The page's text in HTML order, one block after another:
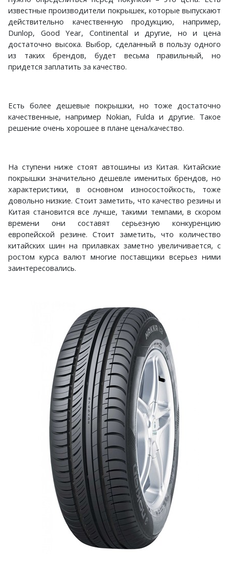
известные производители покрышек, которые выпускают
действительно качественную продукцию, например,
Dunlop, Good Year, Continental и другие, но и цена
достаточно высока. Выбор, сделанный в пользу одного
из таких брендов, будет весьма правильный, но
придется заплатить за качество.
Есть более дешевые покрышки, но тоже достаточно
качественные, например Nokian, Fulda и другие. Такое
решение очень хорошее в плане цена/качество.
На ступени ниже стоят автошины из Китая. Китайские
покрышки значительно дешевле именитых брендов, но
характеристики, в основном износостойкость, тоже
довольно низкие. Стоит заметить, что качество резины и
Китая становится все лучше, такими темпами, в скором
времени они составят серьезную конкуренцию
европейской резине. Стоит заметить, что количество
китайских шин на прилавках заметно увеличивается, с
ростом курса валют многие поставщики всерьез ними
заинтересовались.